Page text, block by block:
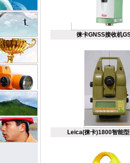
徕卡GNSS接收机
Leica(徕卡)1800智能